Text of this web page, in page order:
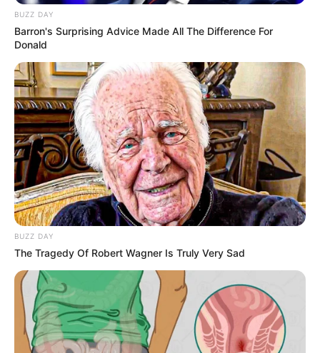
BUZZ DAY
Barron's Surprising Advice Made All The Difference For
Donald
BUZZ DAY
The Tragedy Of Robert Wagner Is Truly Very Sad